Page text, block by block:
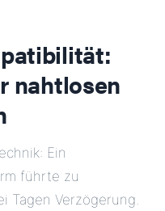
nahtlosen
Ein
führte zu
Tagen Verzögerung.